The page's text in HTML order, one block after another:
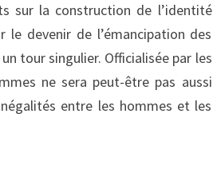
sur la construction de l’identité
devenir de l’émancipation des
tour singulier. Officialisée par les
ne sera peut-être pas aussi
entre les hommes et les